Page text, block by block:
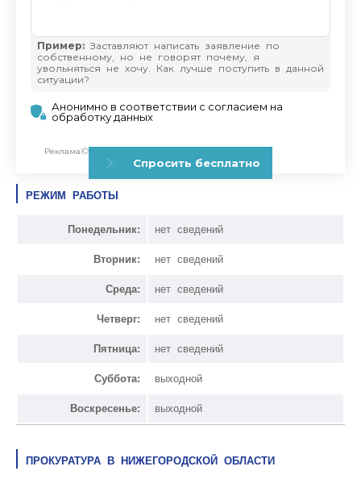
РЕЖИМ РАБОТЫ
Понедельник: нет сведений
Вторник: нет сведений
Среда: нет сведений
Четверг: нет сведений
Пятница: нет сведений
Суббота: выходной
Воскресенье: выходной
ПРОКУРАТУРА В НИЖЕГОРОДСКОЙ ОБЛАСТИ